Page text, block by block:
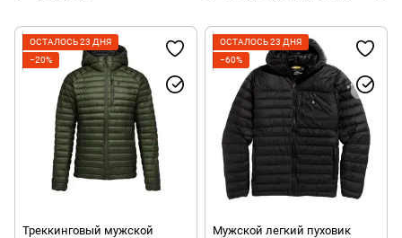
ОСТАЛОСЬ 23 ДНЯ
−20%
Треккинговый мужской
ОСТАЛОСЬ 23 ДНЯ
−60%
Мужской легкий пуховик